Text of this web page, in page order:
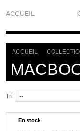
ACCUEIL
ACCUEIL
Tri
En stock